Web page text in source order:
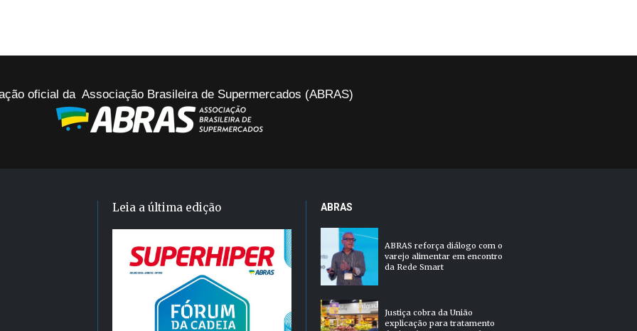
oficial da Associação Brasileira de Supermercados (ABRAS)
Leia a última edição ABRAS
ABRAS reforça diálogo com o
varejo alimentar em encontro
da Rede Smart
Justiça cobra da União
explicação para tratamento